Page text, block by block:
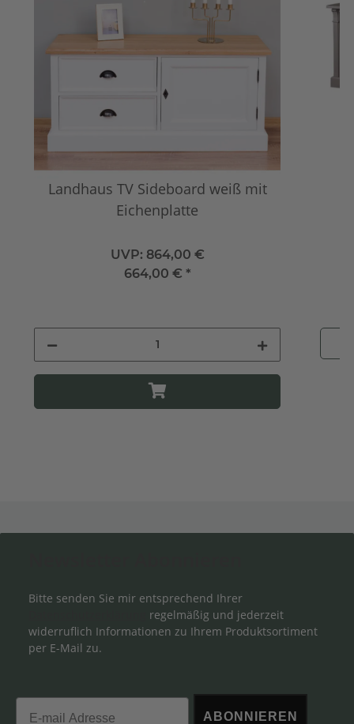
Landhaus TV Sideboard weiß mit
Eichenplatte
UVP: 864,00 €
664,00 € *
Bitte senden Sie mir entsprechend Ihrer
regelmäßig und jederzeit
widerruflich Informationen zu Ihrem Produktsortiment
per E-Mail zu.
Email
ABONNIEREN